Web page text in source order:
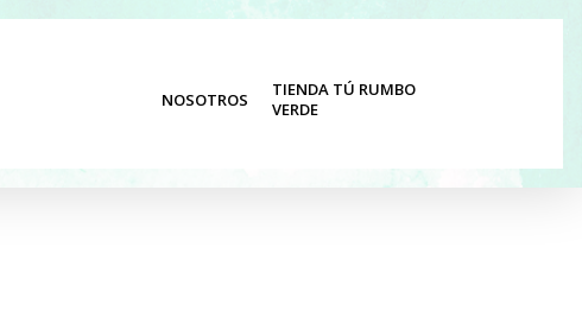
NOSOTROS
TIENDA TÚ RUMBO
VERDE